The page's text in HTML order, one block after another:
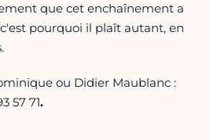
que cet enchaînement a
pourquoi il plaît autant, en
ou Didier Maublanc :
57 71.